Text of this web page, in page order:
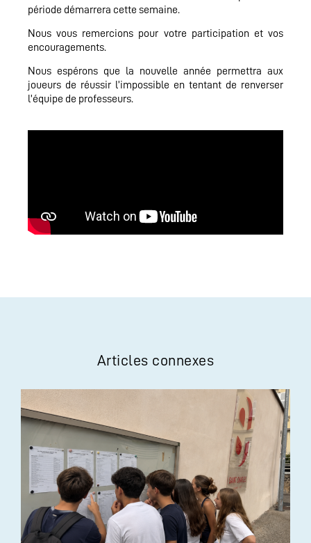
période démarrera cette semaine.
Nous vous remercions pour votre participation et vos
encouragements.
Nous espérons que la nouvelle année permettra aux
joueurs de réussir l’impossible en tentant de renverser
l’équipe de professeurs.
Articles connexes